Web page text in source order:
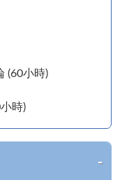
(60小時)
時)